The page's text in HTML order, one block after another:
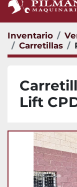
Inventario
Carretillas
Lift